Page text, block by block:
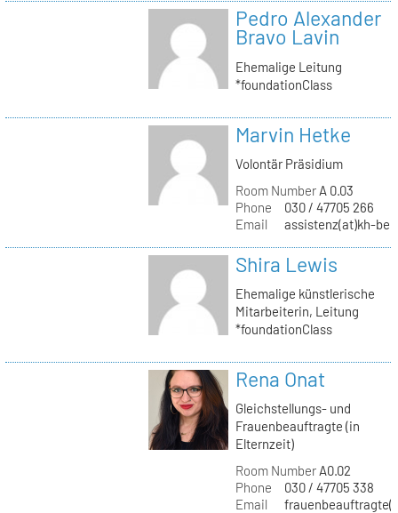
Pedro Alexander
Bravo Lavin
Ehemalige Leitung
*foundationClass
Marvin Hetke
Volontär Präsidium
Room NumberA 0.03
Phone
030 / 47705 266
Email
assistenz(at)kh-
Shira Lewis
Ehemalige künstlerische
Mitarbeiterin, Leitung
*foundationClass
Rena Onat
Gleichstellungs- und
Frauenbeauftragte (in
Elternzeit)
Room NumberA0.02
Phone
030 / 47705 338
Email